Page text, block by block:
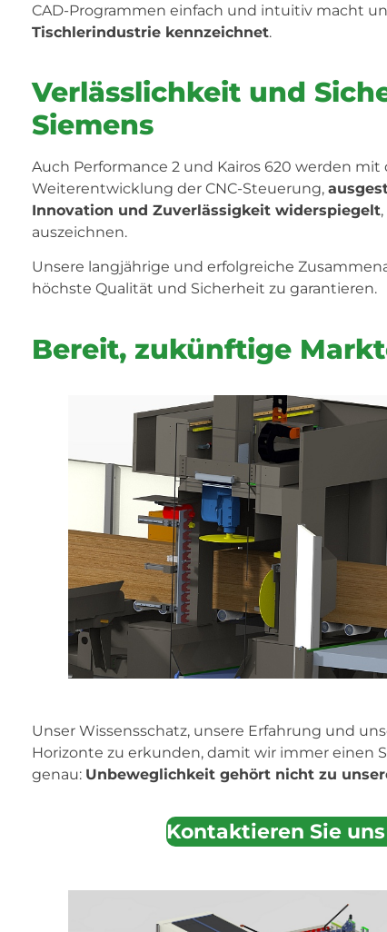
CAD-Programmen einfach und intuitiv macht
Tischlerindustrie kennzeichnet.
Verlässlichkeit und
Siemens
Auch Performance 2 und Kairos 620 werden mit
Weiterentwicklung der CNC-Steuerung,
Innovation und Zuverlässigkeit widerspiegelt
auszeichnen.
Unsere langjährige und erfolgreiche
höchste Qualität und Sicherheit zu garantieren.
Bereit, zukünftige
Unser Wissensschatz, unsere Erfahrung und
Horizonte zu erkunden, damit wir immer einen
genau: Unbeweglichkeit gehört nicht zu
Kontaktieren Sie